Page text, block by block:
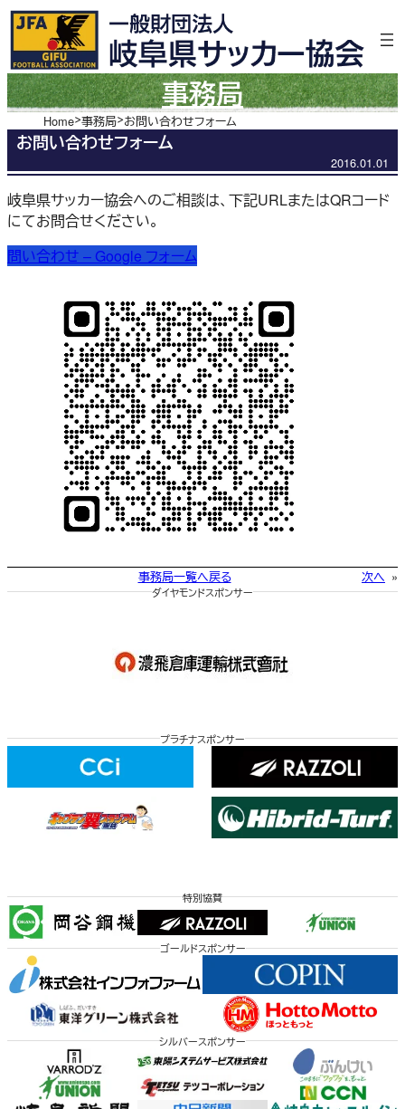
内
を
ス
キ
プ
事務局
Home 事務局 お問い合わせフォーム
お問い合わせフォーム
2016.01.01
岐阜県サッカー協会へのご相談は、下記URLまたはQRコード
にてお問合せください。
問い合わせ – Google フォーム
事務局一覧へ戻る 次へ »
ダイヤモンドスポンサー
プラチナスポンサー
特別協賛
ゴールドスポンサー
シルバースポンサー